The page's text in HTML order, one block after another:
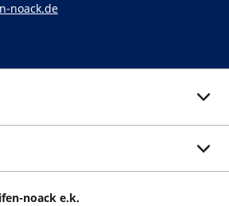
noack.de
noack e.k.